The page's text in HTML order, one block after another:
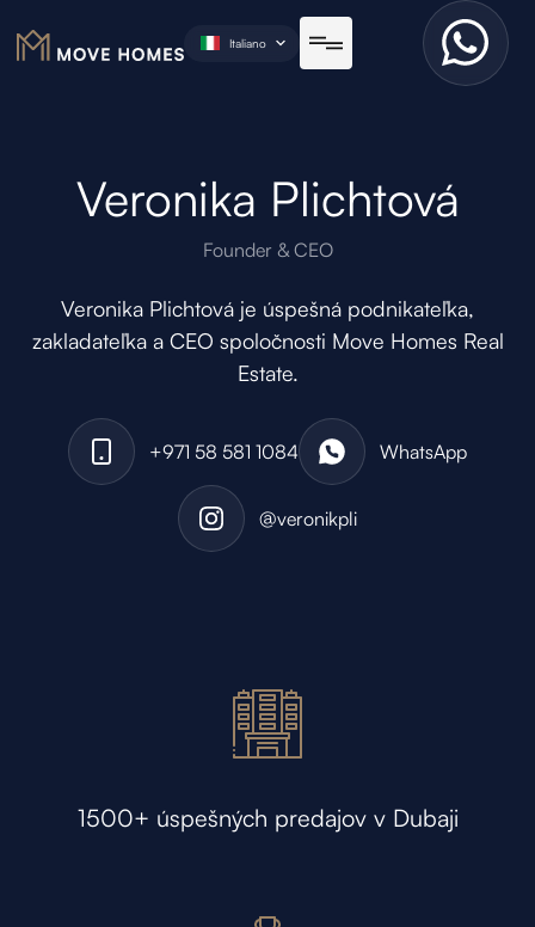
Italiano
Veronika Plichtová
Founder & CEO
Veronika Plichtová je úspešná podnikateľka,
zakladateľka a CEO spoločnosti Move Homes Real
Estate.
+971 58 581 1084 WhatsApp
@veronikpli
1500+ úspešných predajov v Dubaji